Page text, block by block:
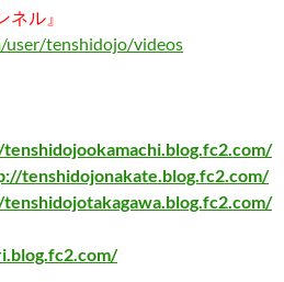
ネル』
tenshidojo/videos
tenshidojonakate.blog.fc2.com/